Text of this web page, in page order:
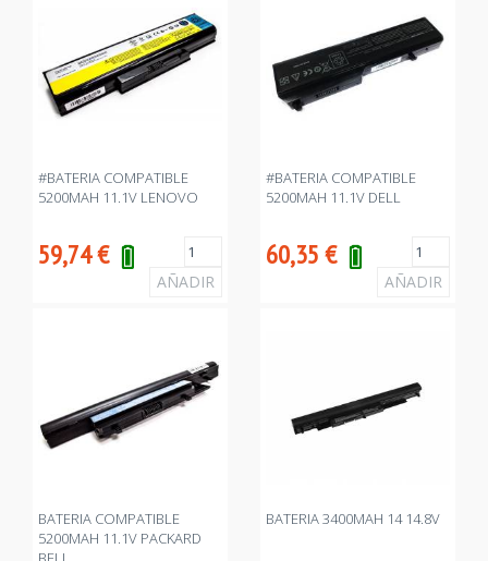
#BATERIA COMPATIBLE
5200MAH 11.1V LENOVO
59,74€
#BATERIA COMPATIBLE
5200MAH 11.1V DELL
60,35€
BATERIA COMPATIBLE
5200MAH 11.1V PACKARD
BATERIA 3400MAH 14 14.8V